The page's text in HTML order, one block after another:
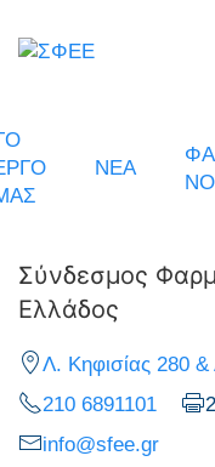
ΝΕΑ
Σύνδεσμος
Ελλάδος
Λ. Κηφισίας 280 &
210 6891101
info@sfee.gr